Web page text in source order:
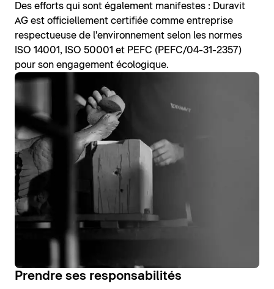
Des efforts qui sont également manifestes : Duravit
AG est officiellement certifiée comme entreprise
respectueuse de l'environnement selon les normes
ISO 14001, ISO 50001 et PEFC (PEFC/04-31-2357)
pour son engagement écologique.
Prendre ses responsabilités